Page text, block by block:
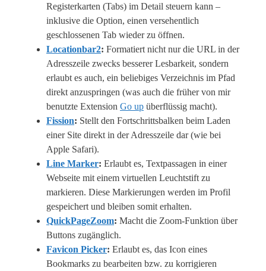
Registerkarten (Tabs) im Detail steuern kann –
inklusive die Option, einen versehentlich
geschlossenen Tab wieder zu öffnen.
Locationbar2: Formatiert nicht nur die URL in der
Adresszeile zwecks besserer Lesbarkeit, sondern
erlaubt es auch, ein beliebiges Verzeichnis im Pfad
direkt anzuspringen (was auch die früher von mir
benutzte Extension Go up überflüssig macht).
Fission: Stellt den Fortschrittsbalken beim Laden
einer Site direkt in der Adresszeile dar (wie bei
Apple Safari).
Line Marker: Erlaubt es, Textpassagen in einer
Webseite mit einem virtuellen Leuchtstift zu
markieren. Diese Markierungen werden im Profil
gespeichert und bleiben somit erhalten.
QuickPageZoom: Macht die Zoom-Funktion über
Buttons zugänglich.
Favicon Picker: Erlaubt es, das Icon eines
Bookmarks zu bearbeiten bzw. zu korrigieren